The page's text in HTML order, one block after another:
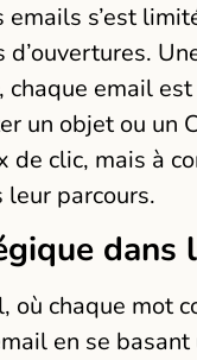
s’est
email
un objet ou un
clic, mais à
parcours.
dans
où chaque mot
en se